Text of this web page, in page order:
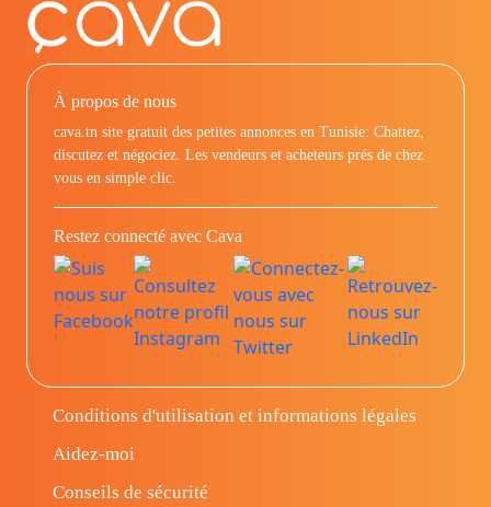
À propos de nous
cava.tn site gratuit des petites annonces en Tunisie: Chattez,
discutez et négociez. Les vendeurs et acheteurs prés de chez
vous en simple clic.
Restez connecté avec Cava
Conditions d'utilisation et informations légales
Aidez-moi
Conseils de sécurité